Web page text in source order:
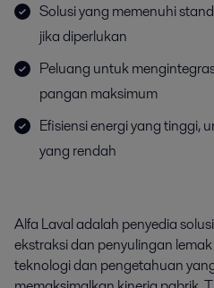
Solusi yang memenuhi
jika diperlukan
Peluang untuk
pangan maksimum
Efisiensi energi yang tinggi,
yang rendah
Alfa Laval adalah penyedia
ekstraksi dan penyulingan
teknologi dan pengetahuan